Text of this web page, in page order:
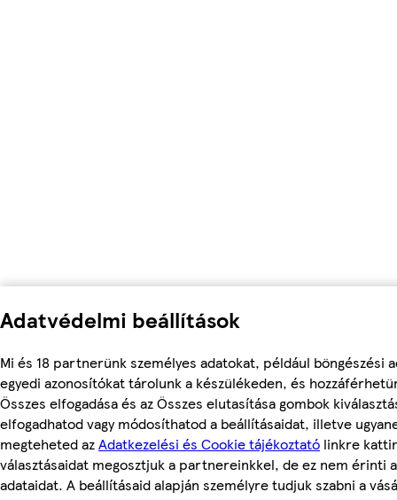
Adatvédelmi beállítások
Mi és 18 partnerünk személyes adatokat, például böngészési
egyedi azonosítókat tárolunk a készülékeden, és
Összes elfogadása és az Összes elutasítása gombok
elfogadhatod vagy módosíthatod a beállításaidat, illetve
megteheted azAdatkezelési és Cookie tájékoztató linkre
választásaidat megosztjuk a partnereinkkel, de ez nem érinti
adataidat. A beállításaid alapján személyre tudjuk szabni a